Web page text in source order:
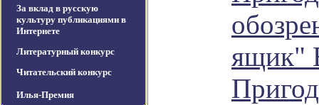
За вклад в русскую
культуру публикациями в
Интернете
Литературный конкурс
Читательский конкурс
Илья-Премия
ящик"